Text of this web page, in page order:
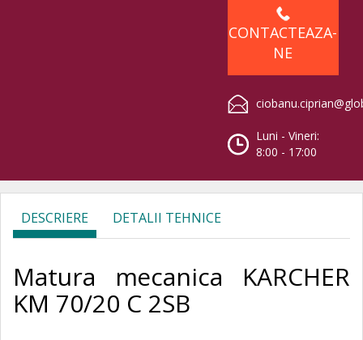
CONTACTEAZA-
NE
Luni - Vineri:
8:00 - 17:00
DESCRIERE DETALII TEHNICE
Matura mecanica KARCHER
KM 70/20 C 2SB